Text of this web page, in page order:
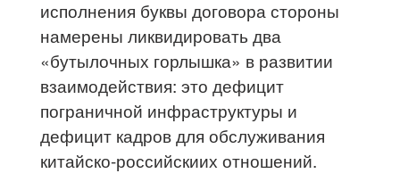
исполнения буквы договора стороны
намерены ликвидировать два
«бутылочных горлышка» в развитии
взаимодействия: это дефицит
пограничной инфраструктуры и
дефицит кадров для обслуживания
китайско-российскиих отношений.